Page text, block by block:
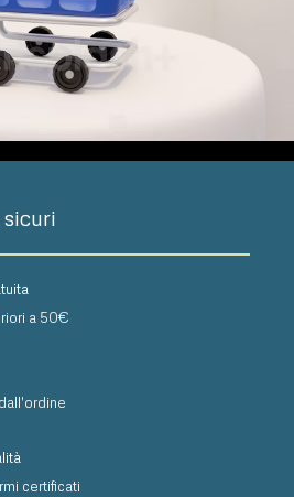
a 50€
certificati